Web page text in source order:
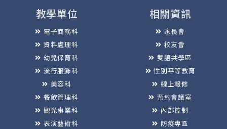
教學單位
電子商務科
資料處理科
幼兒保育科
流行服飾科
美容科
餐飲管理科
觀光事業科
表演藝術科
相關資訊
家長會
校友會
雙語共學區
性別平等教育
線上報修
預約會議室
內部控制
防疫專區